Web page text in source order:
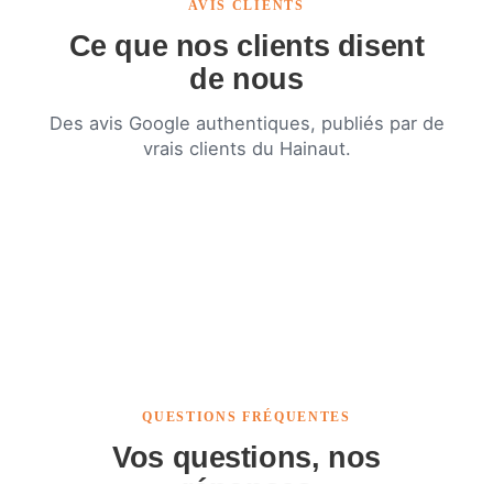
AVIS CLIENTS
Ce que nos clients disent
de nous
Des avis Google authentiques, publiés par de
vrais clients du Hainaut.
QUESTIONS FRÉQUENTES
Vos questions, nos